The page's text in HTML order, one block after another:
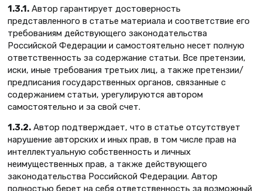
1.3.1. Автор гарантирует достоверность
представленного в статье материала и соответствие его
требованиям действующего законодательства
Российской Федерации и самостоятельно несет полную
ответственность за содержание статьи. Все претензии,
иски, иные требования третьих лиц, а также претензии/
предписания государственных органов, связанные с
содержанием статьи, урегулируются автором
самостоятельно и за свой счет.
1.3.2. Автор подтверждает, что в статье отсутствует
нарушение авторских и иных прав, в том числе прав на
интеллектуальную собственность и личных
неимущественных прав, а также действующего
законодательства Российской Федерации. Автор
полностью берет на себя ответственность за возможный